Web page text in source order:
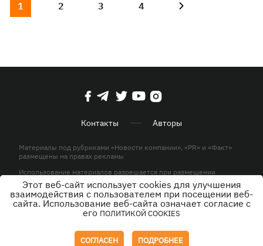
1 2 3 4
Контакты Авторы
Материалы под рубриками «Новости компании», «PR» и «Факт»
размещены на правах рекламы
Использование материалов разрешается при размещении
активной гиперссылки на KP.UA в первом абзаце.
© ООО «ЮЛАВ МЕДИА»,2026. Все права защищены.
Этот веб-сайт использует cookies для улучшения
взаимодействия с пользователем при посещении веб-
сайта. Использование веб-сайта означает согласие с
его ПОЛИТИКОЙ COOKIES
СОГЛАСЕН ПОДРОБНЕЕ